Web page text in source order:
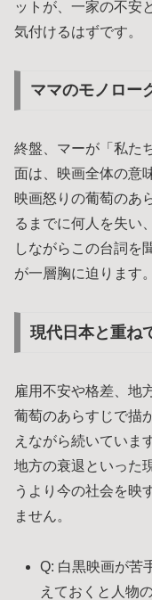
ットが、一家の不安
気付けるはずです。
ママのモノロー
終盤、マーが「私た
面は、映画全体の意
映画怒りの葡萄のあ
るまでに何人を失い
しながらこの台詞を
が一層胸に迫ります。
現代日本と重ね
雇用不安や格差、地
葡萄のあらすじで描
えながら続いていま
地方の衰退といった
うより今の社会を映
ません。
Q: 白黒映画が苦
えておくと人物